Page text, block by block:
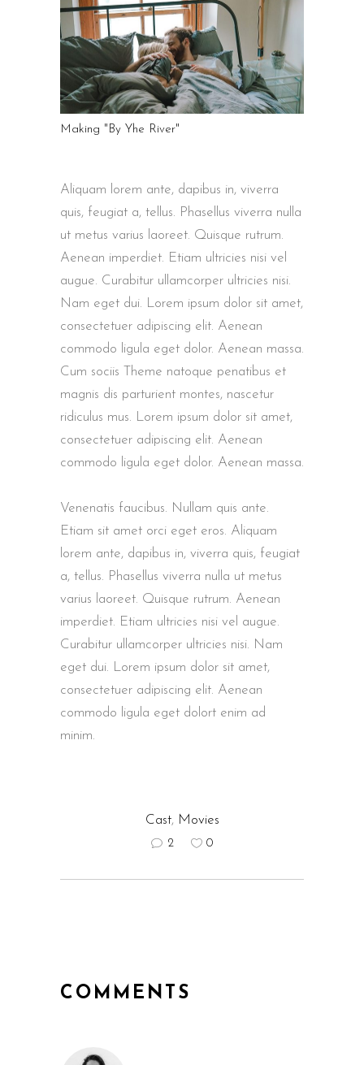
Making "By Yhe River"
Aliquam lorem ante, dapibus in, viverra
quis, feugiat a, tellus. Phasellus viverra nulla
ut metus varius laoreet. Quisque rutrum.
Aenean imperdiet. Etiam ultricies nisi vel
augue. Curabitur ullamcorper ultricies nisi.
Nam eget dui. Lorem ipsum dolor sit amet,
consectetuer adipiscing elit. Aenean
commodo ligula eget dolor. Aenean massa.
Cum sociis Theme natoque penatibus et
magnis dis parturient montes, nascetur
ridiculus mus. Lorem ipsum dolor sit amet,
consectetuer adipiscing elit. Aenean
commodo ligula eget dolor. Aenean massa.
Venenatis faucibus. Nullam quis ante.
Etiam sit amet orci eget eros. Aliquam
lorem ante, dapibus in, viverra quis, feugiat
a, tellus. Phasellus viverra nulla ut metus
varius laoreet. Quisque rutrum. Aenean
imperdiet. Etiam ultricies nisi vel augue.
Curabitur ullamcorper ultricies nisi. Nam
eget dui. Lorem ipsum dolor sit amet,
consectetuer adipiscing elit. Aenean
commodo ligula eget dolort enim ad
minim.
Cast, Movies
2 0
COMMENTS